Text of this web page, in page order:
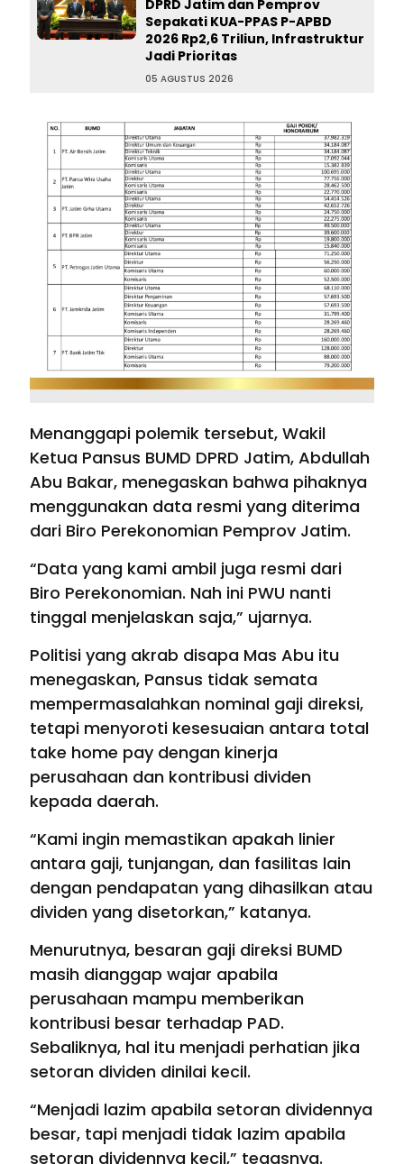
DPRD Jatim dan Pemprov
Sepakati KUA-PPAS P-APBD
2026 Rp2,6 Triliun, Infrastruktur
Jadi Prioritas
05 AGUSTUS 2026
Menanggapi polemik tersebut, Wakil
Ketua Pansus BUMD DPRD Jatim, Abdullah
Abu Bakar, menegaskan bahwa pihaknya
menggunakan data resmi yang diterima
dari Biro Perekonomian Pemprov Jatim.
“Data yang kami ambil juga resmi dari
Biro Perekonomian. Nah ini PWU nanti
tinggal menjelaskan saja,” ujarnya.
Politisi yang akrab disapa Mas Abu itu
menegaskan, Pansus tidak semata
mempermasalahkan nominal gaji direksi,
tetapi menyoroti kesesuaian antara total
take home pay dengan kinerja
perusahaan dan kontribusi dividen
kepada daerah.
“Kami ingin memastikan apakah linier
antara gaji, tunjangan, dan fasilitas lain
dengan pendapatan yang dihasilkan atau
dividen yang disetorkan,” katanya.
Menurutnya, besaran gaji direksi BUMD
masih dianggap wajar apabila
perusahaan mampu memberikan
kontribusi besar terhadap PAD.
Sebaliknya, hal itu menjadi perhatian jika
setoran dividen dinilai kecil.
“Menjadi lazim apabila setoran dividennya
besar, tapi menjadi tidak lazim apabila
setoran dividennya kecil,” tegasnya.